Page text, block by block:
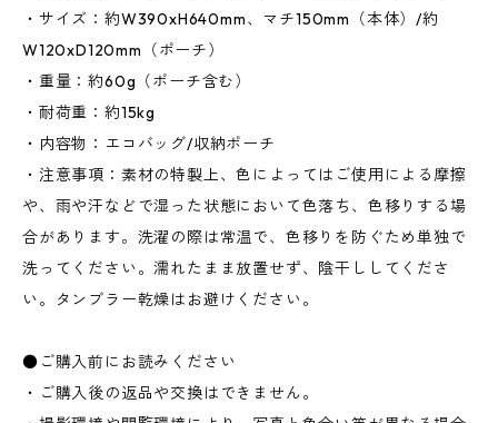
・サイズ：約W390xH640mm、マチ150mm（本体）/約
W120xD120mm（ポーチ）
・重量：約60g（ポーチ含む）
・耐荷重：約15kg
・内容物：エコバッグ/収納ポーチ
・注意事項：素材の特製上、色によってはご使用による摩擦
や、雨や汗などで湿った状態において色落ち、色移りする場
合があります。洗濯の際は常温で、色移りを防ぐため単独で
洗ってください。濡れたまま放置せず、陰干ししてくださ
い。タンブラー乾燥はお避けください。
●ご購入前にお読みください
・ご購入後の返品や交換はできません。